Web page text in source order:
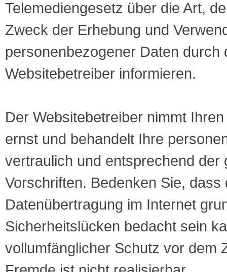
Telemediengesetz über die Art,
Zweck der Erhebung und
personenbezogener Daten durch
Websitebetreiber informieren.
Der Websitebetreiber nimmt
ernst und behandelt Ihre
vertraulich und entsprechend der
Vorschriften. Bedenken Sie, dass
Datenübertragung im Internet
Sicherheitslücken bedacht sein
vollumfänglicher Schutz vor dem